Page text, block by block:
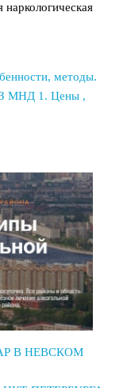
методы.
МНД 1. Цены ,
В НЕВСКОМ